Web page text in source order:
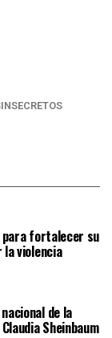
para fortalecer su
violencia
de la
Sheinbaum